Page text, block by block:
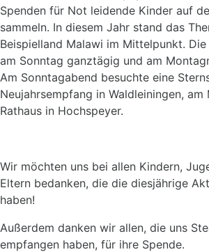
Spenden für Not leidende Kinder auf
sammeln. In diesem Jahr stand das
Beispielland Malawi im Mittelpunkt.
am Sonntag ganztägig und am
Am Sonntagabend besuchte eine
Neujahrsempfang in Waldleiningen,
Rathaus in Hochspeyer.
Wir möchten uns bei allen Kindern,
Eltern bedanken, die die diesjährige
haben!
Außerdem danken wir allen, die uns
empfangen haben, für ihre Spende.